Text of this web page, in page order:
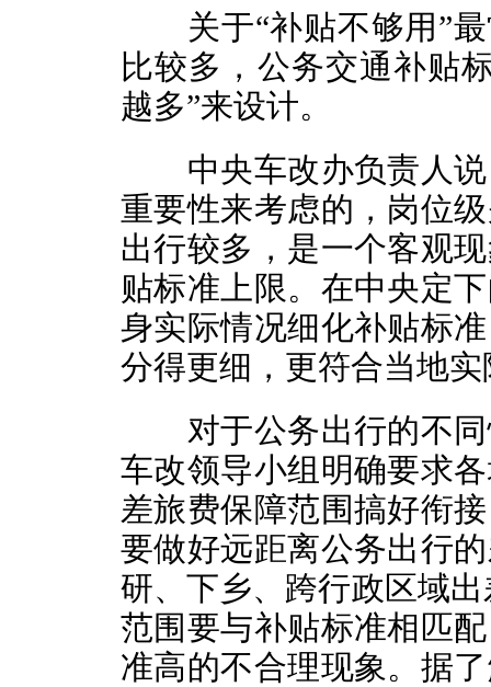
关于“补贴不够用”最
比较多，公务交通补贴
越多”来设计。
中央车改办负责人说
重要性来考虑的，岗位
出行较多，是一个客观
贴标准上限。在中央定
身实际情况细化补贴标
分得更细，更符合当地实
对于公务出行的不同
车改领导小组明确要求
差旅费保障范围搞好衔
要做好远距离公务出行
研、下乡、跨行政区域
范围要与补贴标准相匹
准高的不合理现象。据